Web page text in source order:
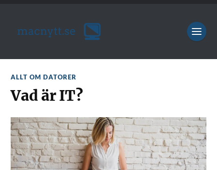
ALLT OM DATORER
Vad är IT?